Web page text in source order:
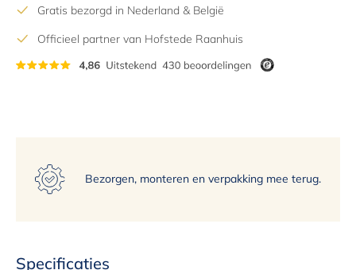
Gratis bezorgd in Nederland & België
Officieel partner van Hofstede Raanhuis
Bezorgen, monteren en verpakking mee terug.
Specificaties